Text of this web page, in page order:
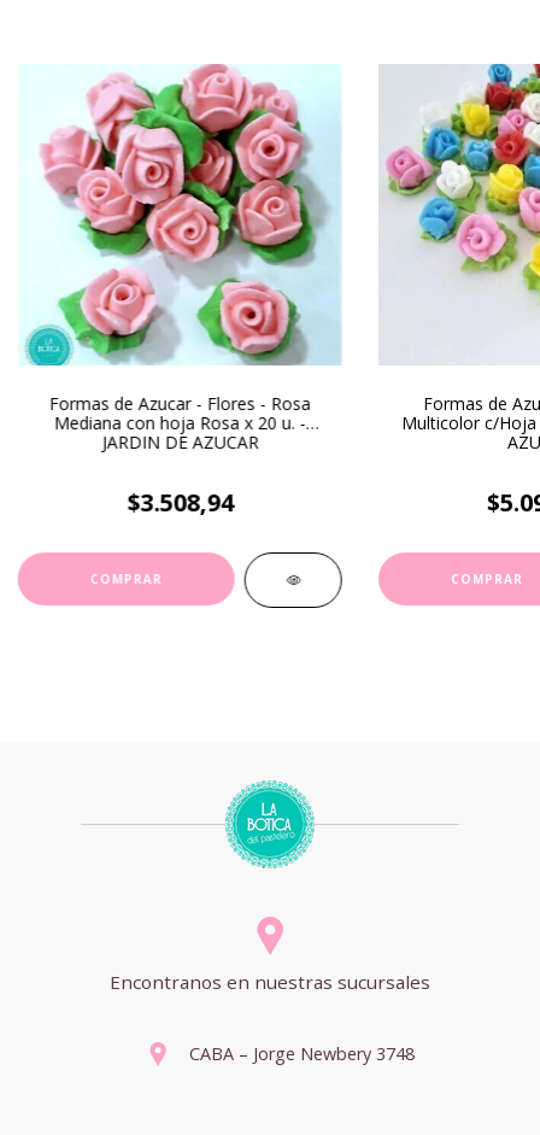
Formas de Azucar - Flores - Rosa
Mediana con hoja Rosa x 20 u. -
JARDIN DE AZUCAR
$3.508,94
Formas de
Multicolor c/Hoja
Encontranos en nuestras sucursales
CABA – Jorge Newbery 3748